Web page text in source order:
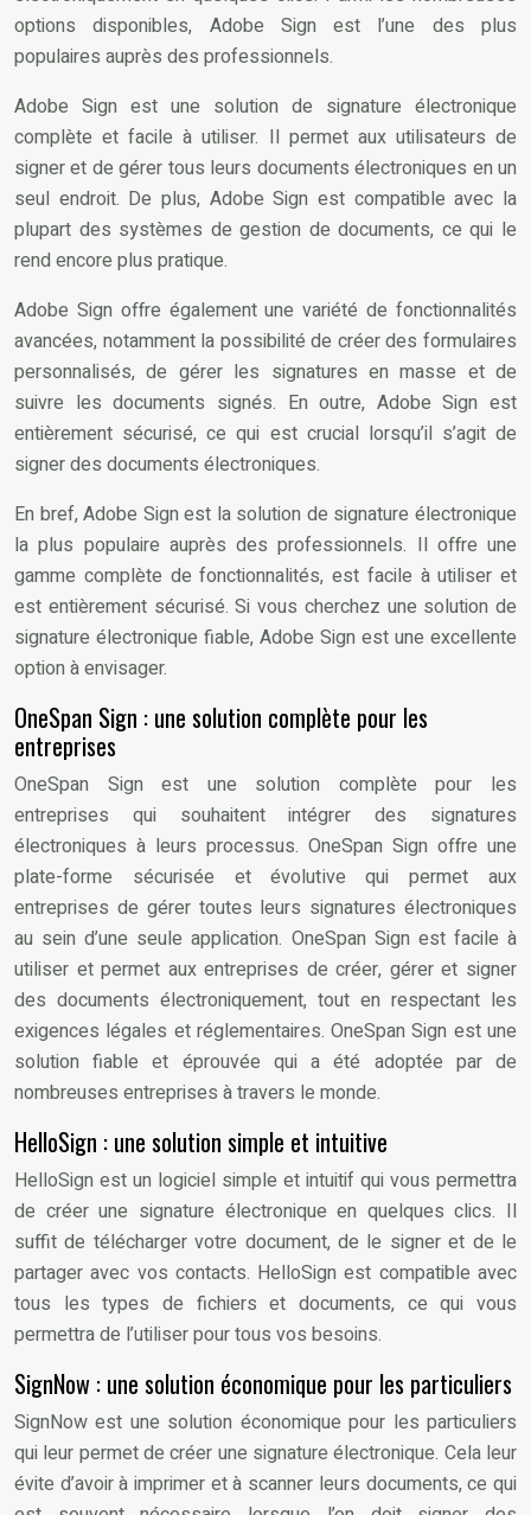
options disponibles, Adobe Sign est l’une des plus
populaires auprès des professionnels.
Adobe Sign est une solution de signature électronique
complète et facile à utiliser. Il permet aux utilisateurs de
signer et de gérer tous leurs documents électroniques en un
seul endroit. De plus, Adobe Sign est compatible avec la
plupart des systèmes de gestion de documents, ce qui le
rend encore plus pratique.
Adobe Sign offre également une variété de fonctionnalités
avancées, notamment la possibilité de créer des formulaires
personnalisés, de gérer les signatures en masse et de
suivre les documents signés. En outre, Adobe Sign est
entièrement sécurisé, ce qui est crucial lorsqu’il s’agit de
signer des documents électroniques.
En bref, Adobe Sign est la solution de signature électronique
la plus populaire auprès des professionnels. Il offre une
gamme complète de fonctionnalités, est facile à utiliser et
est entièrement sécurisé. Si vous cherchez une solution de
signature électronique fiable, Adobe Sign est une excellente
option à envisager.
OneSpan Sign : une solution complète pour les
entreprises
OneSpan Sign est une solution complète pour les
entreprises qui souhaitent intégrer des signatures
électroniques à leurs processus. OneSpan Sign offre une
plate-forme sécurisée et évolutive qui permet aux
entreprises de gérer toutes leurs signatures électroniques
au sein d’une seule application. OneSpan Sign est facile à
utiliser et permet aux entreprises de créer, gérer et signer
des documents électroniquement, tout en respectant les
exigences légales et réglementaires. OneSpan Sign est une
solution fiable et éprouvée qui a été adoptée par de
nombreuses entreprises à travers le monde.
HelloSign : une solution simple et intuitive
HelloSign est un logiciel simple et intuitif qui vous permettra
de créer une signature électronique en quelques clics. Il
suffit de télécharger votre document, de le signer et de le
partager avec vos contacts. HelloSign est compatible avec
tous les types de fichiers et documents, ce qui vous
permettra de l’utiliser pour tous vos besoins.
SignNow : une solution économique pour les particuliers
SignNow est une solution économique pour les particuliers
qui leur permet de créer une signature électronique. Cela leur
évite d’avoir à imprimer et à scanner leurs documents, ce qui